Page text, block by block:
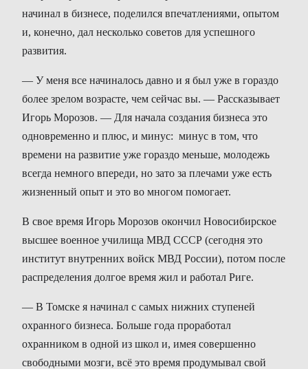
начинал в бизнесе, поделился впечатлениями, опытом
и, конечно, дал несколько советов для успешного
развития.
— У меня все начиналось давно и я был уже в гораздо
более зрелом возрасте, чем сейчас вы. — Рассказывает
Игорь Морозов. — Для начала создания бизнеса это
одновременно и плюс, и минус: минус в том, что
времени на развитие уже гораздо меньше, молодежь
всегда немного впереди, но зато за плечами уже есть
жизненный опыт и это во многом помогает.
В свое время Игорь Морозов окончил Новосибирское
высшее военное училища МВД СССР (сегодня это
институт внутренних войск МВД России), потом после
распределения долгое время жил и работал Риге.
— В Томске я начинал с самых нижних ступеней
охранного бизнеса. Больше года проработал
охранником в одной из школ и, имея совершенно
свободными мозги, всё это время продумывал свой